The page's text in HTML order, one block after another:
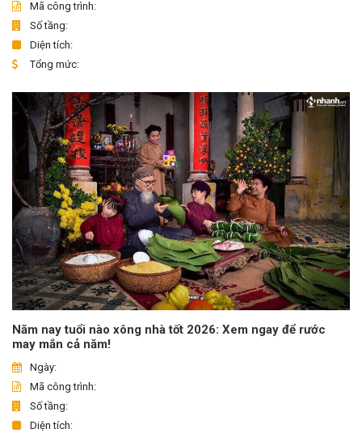
Mã công trình:
Số tầng:
Diện tích:
Tổng mức:
Năm nay tuổi nào xông nhà tốt 2026: Xem ngay để rước
may mắn cả năm!
Ngày:
Mã công trình:
Số tầng:
Diện tích: